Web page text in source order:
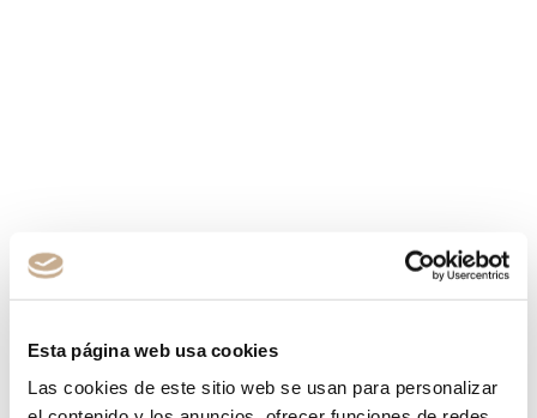
Esta página web usa cookies
Las cookies de este sitio web se usan para personalizar